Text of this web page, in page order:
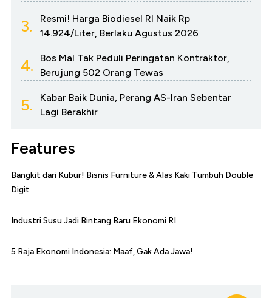
3.
Resmi! Harga Biodiesel RI Naik Rp
14.924/Liter, Berlaku Agustus 2026
4.
Bos Mal Tak Peduli Peringatan Kontraktor,
Berujung 502 Orang Tewas
5.
Kabar Baik Dunia, Perang AS-Iran Sebentar
Lagi Berakhir
Features
Bangkit dari Kubur! Bisnis Furniture & Alas Kaki Tumbuh Double
Digit
Industri Susu Jadi Bintang Baru Ekonomi RI
5 Raja Ekonomi Indonesia: Maaf, Gak Ada Jawa!